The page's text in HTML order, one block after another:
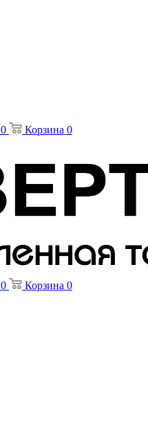
0 Корзина 0
0 Корзина 0